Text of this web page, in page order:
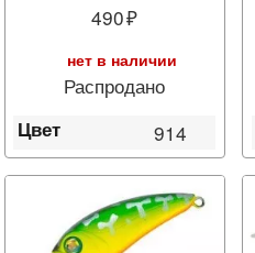
490
нет в наличии
Распродано
Цвет 914